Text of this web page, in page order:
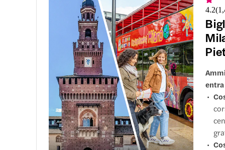
4.2(